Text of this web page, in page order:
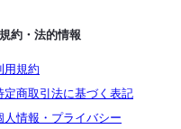
規約・法的情報
用規約
定商取引法に基づく表記
人情報・プライバシー